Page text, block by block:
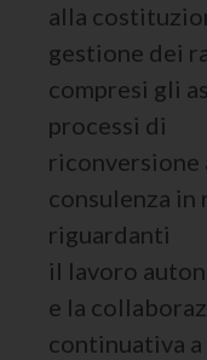
alla
gestione dei
compresi gli
processi di
riconversione
consulenza in
riguardanti
il lavoro
e la
continuativa a